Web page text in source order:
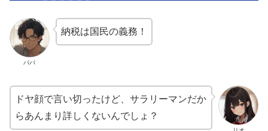
パパ
納税は国民の義務！
ドヤ顔で言い切ったけど、サラリーマンだか
らあんまり詳しくないんでしょ？